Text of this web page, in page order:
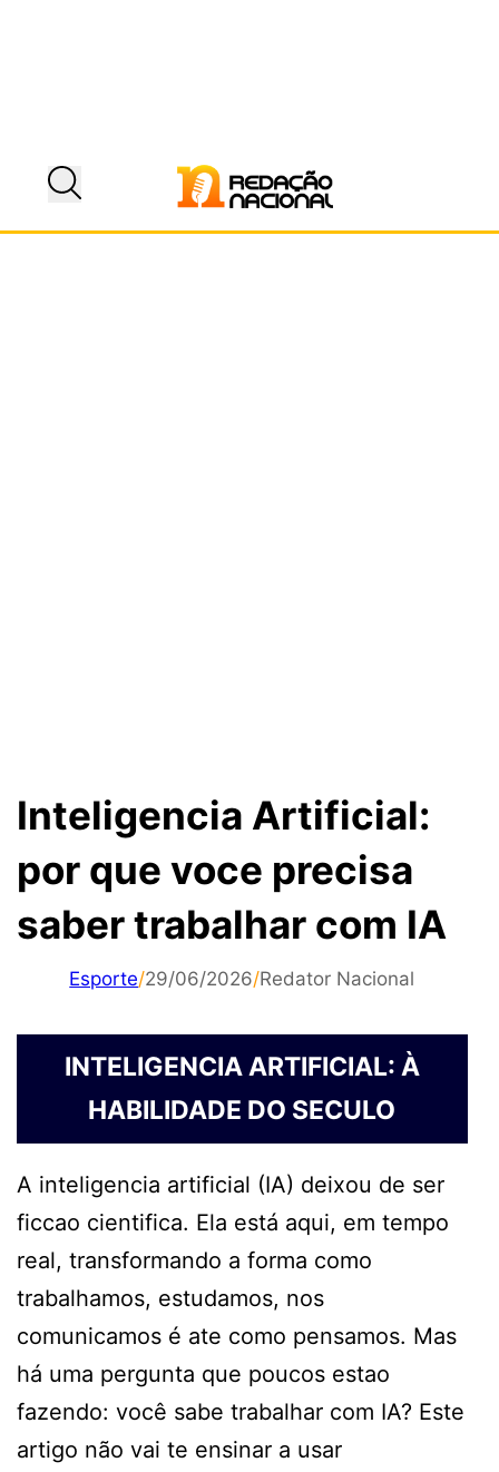
Inteligencia Artificial:
por que voce precisa
saber trabalhar com IA
Esporte/29/06/2026/Redator Nacional
INTELIGENCIA ARTIFICIAL: À
HABILIDADE DO SECULO
A inteligencia artificial (IA) deixou de ser
ficcao cientifica. Ela está aqui, em tempo
real, transformando a forma como
trabalhamos, estudamos, nos
comunicamos é ate como pensamos. Mas
há uma pergunta que poucos estao
fazendo: você sabe trabalhar com IA? Este
artigo não vai te ensinar a usar